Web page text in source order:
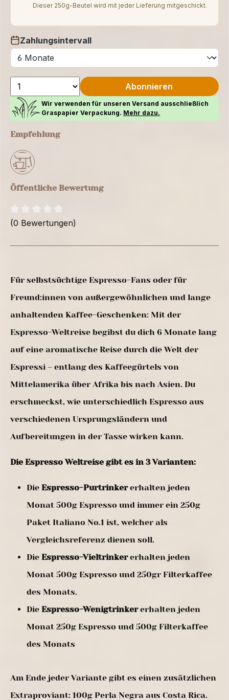
Dieser 250g-Beutel wird mit jeder Lieferung mitgeschickt.
Zahlungsintervall
auswählen
Abonnieren
Wir verwenden für unseren Versand ausschließlich
Graspapier Verpackung. Mehr dazu.
Empfehlung
Öffentliche Bewertung
(0 Bewertungen)
Für selbstsüchtige Espresso-Fans oder für
Freund:innen von außergewöhnlichen und lange
anhaltenden Kaffee-Geschenken: Mit der
Espresso-Weltreise begibst du dich 6 Monate lang
auf eine aromatische Reise durch die Welt der
Espressi – entlang des Kaffeegürtels von
Mittelamerika über Afrika bis nach Asien. Du
erschmeckst, wie unterschiedlich Espresso aus
verschiedenen Ursprungsländern und
Aufbereitungen in der Tasse wirken kann.
Die Espresso Weltreise gibt es in 3 Varianten:
Die Espresso-Purtrinkererhalten jeden
Monat 500g Espresso und immer ein 250g
Paket Italiano No.1 ist, welcher als
Vergleichsreferenz dienen soll.
Die Espresso-Vieltrinkererhalten jeden
Monat 500g Espresso und 250gr Filterkaffee
des Monats.
Die Espresso-Wenigtrinkererhalten jeden
Monat 250g Espresso und 500g Filterkaffee
des Monats
Am Ende jeder Variante gibt es einen zusätzlichen
Extraproviant: 100g Perla Negra aus Costa Rica.